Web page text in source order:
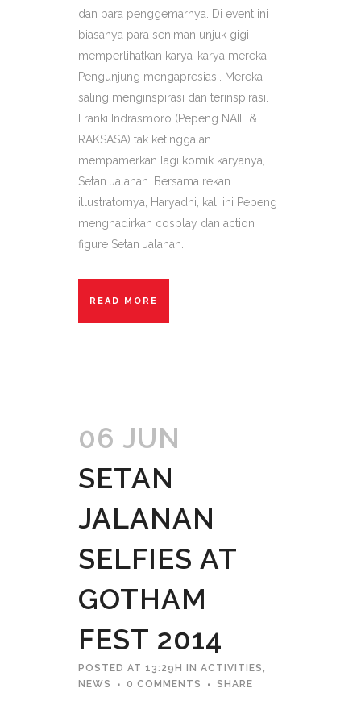
dan para penggemarnya. Di event ini
biasanya para seniman unjuk gigi
memperlihatkan karya-karya mereka.
Pengunjung mengapresiasi. Mereka
saling menginspirasi dan terinspirasi.
Franki Indrasmoro (Pepeng NAIF &
RAKSASA) tak ketinggalan
mempamerkan lagi komik karyanya,
Setan Jalanan. Bersama rekan
illustratornya, Haryadhi, kali ini Pepeng
menghadirkan cosplay dan action
figure Setan Jalanan.
READ MORE
06 JUN
SETAN
JALANAN
SELFIES AT
GOTHAM
FEST 2014
POSTED AT 13:29H IN ACTIVITIES,
NEWS
0 COMMENTS SHARE